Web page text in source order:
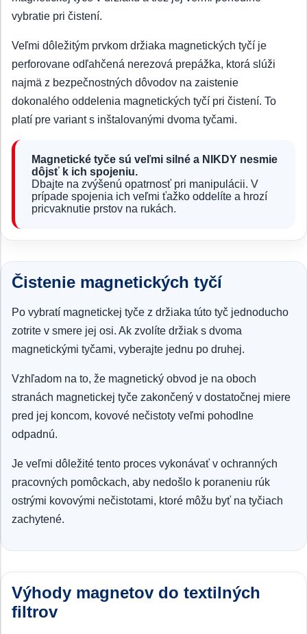
vybratie pri čistení.
Veľmi dôležitým prvkom držiaka magnetických tyčí je
perforovane odľahčená nerezová prepážka, ktorá slúži
najmä z bezpečnostných dôvodov na zaistenie
dokonalého oddelenia magnetických tyčí pri čistení. To
platí pre variant s inštalovanými dvoma tyčami.
Magnetické tyče sú veľmi silné a NIKDY nesmie
dôjsť k ich spojeniu.
Dbajte na zvýšenú opatrnosť pri manipulácii. V
prípade spojenia ich veľmi ťažko oddelíte a hrozí
pricvaknutie prstov na rukách.
Čistenie magnetických tyčí
Po vybratí magnetickej tyče z držiaka túto tyč jednoducho
zotrite v smere jej osi. Ak zvolíte držiak s dvoma
magnetickými tyčami, vyberajte jednu po druhej.
Vzhľadom na to, že magnetický obvod je na oboch
stranách magnetickej tyče zakončený v dostatočnej miere
pred jej koncom, kovové nečistoty veľmi pohodlne
odpadnú.
Je veľmi dôležité tento proces vykonávať v ochranných
pracovných pomôckach, aby nedošlo k poraneniu rúk
ostrými kovovými nečistotami, ktoré môžu byť na tyčiach
zachytené.
Výhody magnetov do textilných
filtrov